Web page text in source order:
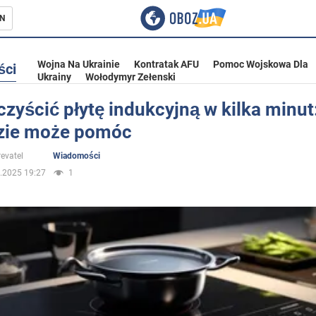
Ukrainie
Wojna Na Ukrainie Kontratak AFU
Pomoc Wojskowa Dla
Ukrainy
Wołodymyr Zełenski
płytę indukcyjną w kilka
może pomóc
Wiadomości
19:27
1